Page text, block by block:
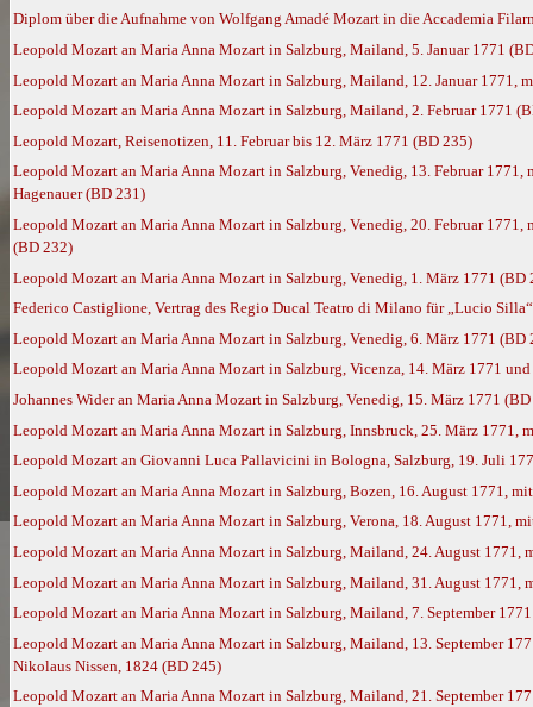
Diplom über die Aufnahme von Wolfgang Amadé Mozart in die Accademia
Leopold Mozart an Maria Anna Mozart in Salzburg, Mailand, 5. Januar 1771
Leopold Mozart an Maria Anna Mozart in Salzburg, Mailand, 12. Januar 1771,
Leopold Mozart an Maria Anna Mozart in Salzburg, Mailand, 2. Februar 1771
Leopold Mozart, Reisenotizen, 11. Februar bis 12. März 1771 (BD 235)
Leopold Mozart an Maria Anna Mozart in Salzburg, Venedig, 13. Februar
Hagenauer (BD 231)
Leopold Mozart an Maria Anna Mozart in Salzburg, Venedig, 20. Februar
(BD 232)
Leopold Mozart an Maria Anna Mozart in Salzburg, Venedig, 1. März 1771 (BD
Federico Castiglione, Vertrag des Regio Ducal Teatro di Milano für „Lucio
Leopold Mozart an Maria Anna Mozart in Salzburg, Venedig, 6. März 1771 (BD
Leopold Mozart an Maria Anna Mozart in Salzburg, Vicenza, 14. März 1771
Johannes Wider an Maria Anna Mozart in Salzburg, Venedig, 15. März 1771
Leopold Mozart an Maria Anna Mozart in Salzburg, Innsbruck, 25. März 1771,
Leopold Mozart an Giovanni Luca Pallavicini in Bologna, Salzburg, 19. Juli
Leopold Mozart an Maria Anna Mozart in Salzburg, Bozen, 16. August 1771,
Leopold Mozart an Maria Anna Mozart in Salzburg, Verona, 18. August 1771,
Leopold Mozart an Maria Anna Mozart in Salzburg, Mailand, 24. August
Leopold Mozart an Maria Anna Mozart in Salzburg, Mailand, 31. August
Leopold Mozart an Maria Anna Mozart in Salzburg, Mailand, 7. September
Leopold Mozart an Maria Anna Mozart in Salzburg, Mailand, 13. September
Nikolaus Nissen, 1824 (BD 245)
Leopold Mozart an Maria Anna Mozart in Salzburg, Mailand, 21. September